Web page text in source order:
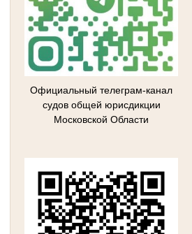
Официальный телеграм-канал
судов общей юрисдикции
Московской Области